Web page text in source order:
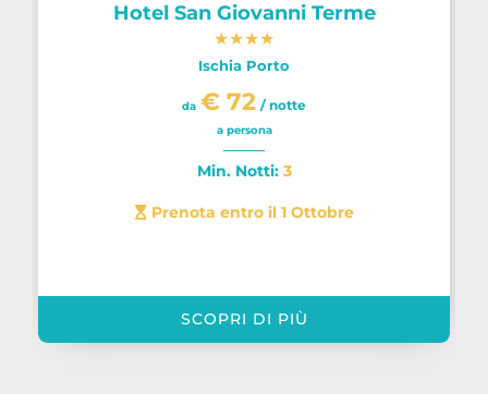
Hotel San Giovanni Terme
★★★★
Ischia Porto
da € 72 / notte
a persona
Min. Notti: 3
Prenota entro il 1 Ottobre
SCOPRI DI PIÙ